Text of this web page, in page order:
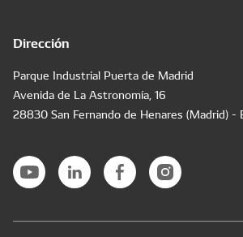
Dirección
Parque Industrial Puerta de Madrid
Avenida de La Astronomía, 16
28830 San Fernando de Henares (Madrid) -